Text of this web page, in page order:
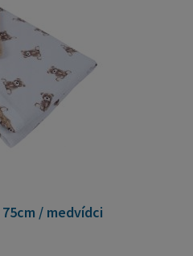
/ medvídci